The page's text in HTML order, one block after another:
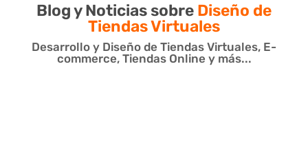
Blog y Noticias sobre Diseño de
Tiendas Virtuales
Desarrollo y Diseño de Tiendas Virtuales, E-
commerce, Tiendas Online y más...